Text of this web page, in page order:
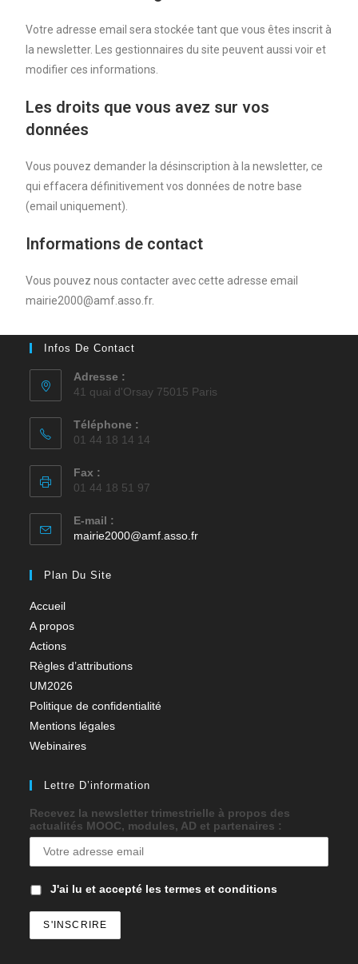
Votre adresse email sera stockée tant que vous êtes inscrit à
la newsletter. Les gestionnaires du site peuvent aussi voir et
modifier ces informations.
Les droits que vous avez sur vos
données
Vous pouvez demander la désinscription à la newsletter, ce
qui effacera définitivement vos données de notre base
(email uniquement).
Informations de contact
Vous pouvez nous contacter avec cette adresse email
mairie2000@amf.asso.fr.
Infos De Contact
Adresse :
41 quai d'Orsay 75015 Paris
Téléphone :
01 44 18 14 14
Fax :
01 44 18 51 97
E-mail :
mairie2000@amf.asso.fr
Plan Du Site
Accueil
A propos
Actions
Règles d’attributions
UM2026
Politique de confidentialité
Mentions légales
Webinaires
Lettre D’information
Recevez la newsletter trimestrielle à propos des
actualités MOOC, modules, AD et partenaires :
J'ai lu et accepté les termes et conditions